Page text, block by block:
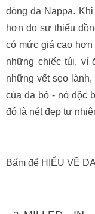
dòng da Nappa.
hơn do sự thiếu
có mức giá cao hơn
những chiếc túi, ví
những vết sẹo
của da bò - nó độc
đó là nét đẹp tự
Bấm để HIỂU VỀ